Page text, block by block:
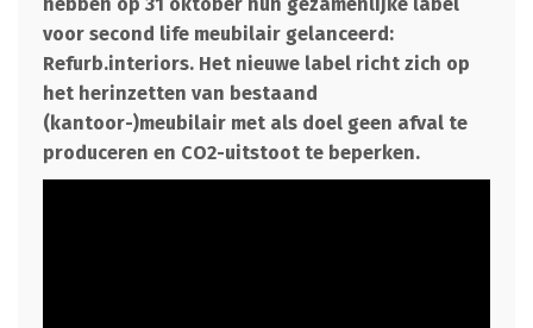
voor second life meubilair gelanceerd:
Refurb.interiors. Het nieuwe label richt zich op
het herinzetten van bestaand
(kantoor-)meubilair met als doel geen afval te
produceren en CO2-uitstoot te beperken.